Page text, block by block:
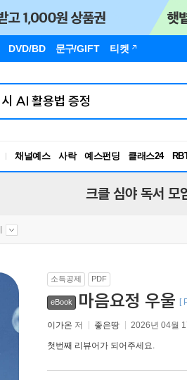
DVD/BD 문구/GIFT 티켓
채널예스 사락 예스펀딩 클래스24
독
크클 심야 독서 모
소득공제 PDF
eBook 마음요정 우울 [
이가온 저 좋은땅 2026년 04월
첫번째 리뷰어가 되어주세요.